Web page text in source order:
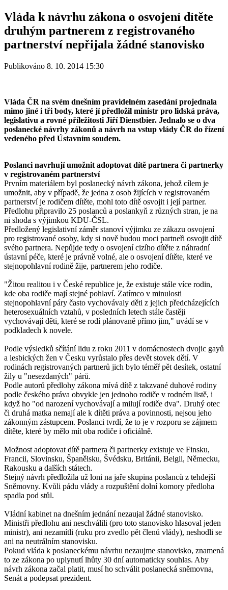
Vláda k návrhu zákona o osvojení dítěte
druhým partnerem z registrovaného
partnerství nepřijala žádné stanovisko
Publikováno 8. 10. 2014 15:30
Vláda ČR na svém dnešním pravidelném zasedání projednala
mimo jiné i tři body, které jí předložil ministr pro lidská práva,
legislativu a rovné příležitosti Jiří Dienstbier. Jednalo se o dva
poslanecké návrhy zákonů a návrh na vstup vlády ČR do řízení
vedeného před Ústavním soudem.
Poslanci navrhují umožnit adoptovat dítě partnera či partnerky
v registrovaném partnerství
Prvním materiálem byl poslanecký návrh zákona, jehož cílem je
umožnit, aby v případě, že jedna z osob žijících v registrovaném
partnerství je rodičem dítěte, mohl toto dítě osvojit i její partner.
Předlohu připravilo 25 poslanců a poslankyň z různých stran, je na
ni shoda s výjimkou KDU-ČSL.
Předložený legislativní záměr stanoví výjimku ze zákazu osvojení
pro registrované osoby, kdy si nově budou moci partneři osvojit dítě
svého partnera. Nepůjde tedy o osvojení cizího dítěte z náhradní
ústavní péče, které je právně volné, ale o osvojení dítěte, které ve
stejnopohlavní rodině žije, partnerem jeho rodiče.
"Žitou realitou i v České republice je, že existuje stále více rodin,
kde oba rodiče mají stejné pohlaví. Zatímco v minulosti
stejnopohlavní páry často vychovávaly děti z jejich předcházejících
heterosexuálních vztahů, v posledních letech stále častěji
vychovávají děti, které se rodí plánovaně přímo jim," uvádí se v
podkladech k novele.
Podle výsledků sčítání lidu z roku 2011 v domácnostech dvojic gayů
a lesbických žen v Česku vyrůstalo přes devět stovek dětí. V
rodinách registrovaných partnerů jich bylo téměř pět desítek, ostatní
žily u "nesezdaných" párů.
Podle autorů předlohy zákona mívá dítě z takzvané duhové rodiny
podle českého práva obvykle jen jednoho rodiče v rodném listě, i
když ho "od narození vychovávají a milují rodiče dva". Druhý otec
či druhá matka nemají ale k dítěti práva a povinnosti, nejsou jeho
zákonným zástupcem. Poslanci tvrdí, že to je v rozporu se zájmem
dítěte, které by mělo mít oba rodiče i oficiálně.
Možnost adoptovat dítě partnera či partnerky existuje ve Finsku,
Francii, Slovinsku, Španělsku, Švédsku, Británii, Belgii, Německu,
Rakousku a dalších státech.
Stejný návrh předložila už loni na jaře skupina poslanců z tehdejší
Sněmovny. Kvůli pádu vlády a rozpuštění dolní komory předloha
spadla pod stůl.
Vládní kabinet na dnešním jednání nezaujal žádné stanovisko.
Ministři předlohu ani neschválili (pro toto stanovisko hlasoval jeden
ministr), ani nezamítli (ruku pro zvedlo pět členů vlády), neshodli se
ani na neutrálním stanovisku.
Pokud vláda k poslaneckému návrhu nezaujme stanovisko, znamená
to ze zákona po uplynutí lhůty 30 dní automaticky souhlas. Aby
návrh zákona začal platit, musí ho schválit poslanecká sněmovna,
Senát a podepsat prezident.